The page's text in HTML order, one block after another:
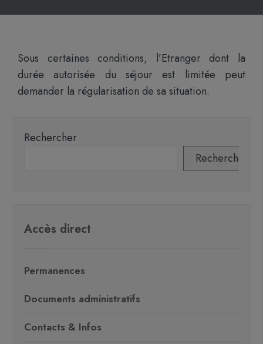
Sous certaines conditions, l’Etranger dont la
durée autorisée du séjour est limitée peut
demander la régularisation de sa situation.
Rechercher
Rechercher
Accès direct
Permanences
Documents administratifs
Contacts & Infos